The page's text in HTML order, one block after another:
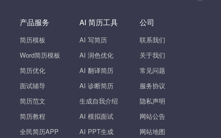
产品服务
简历模板
Word简历模板
简历优化
面试辅导
简历范文
简历教程
全民简历APP
AI 简历工具
AI 写简历
AI 润色优化
AI 翻译简历
AI 诊断简历
生成自我介绍
AI 模拟面试
AI PPT生成
公司
联系我们
关于我们
常见问题
服务协议
隐私声明
网站公告
网站地图